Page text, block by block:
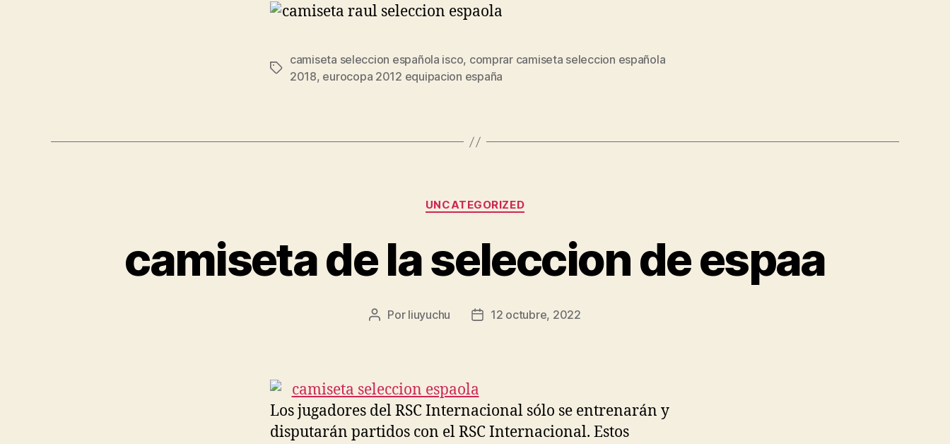
Etiquetas
camiseta seleccion española isco, comprar camiseta seleccion española
2018, eurocopa 2012 equipacion españa
Categorías
UNCATEGORIZED
camiseta de la seleccion de espaa
Autor
Por liuyuchu
Fecha12 octubre, 2022
Los jugadores del RSC Internacional sólo se entrenarán y
disputarán partidos con el RSC Internacional. Estos